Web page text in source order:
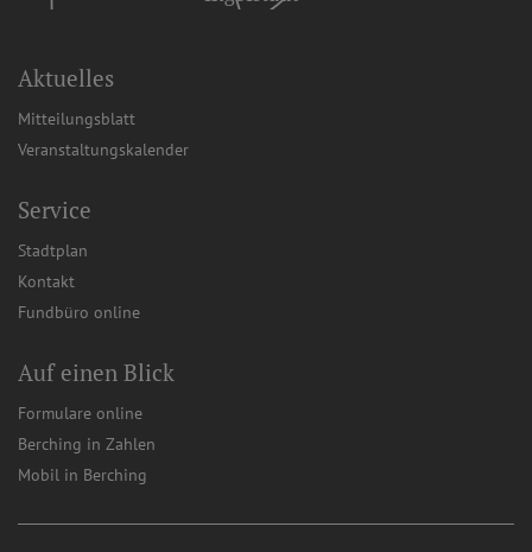
Aktuelles
Mitteilungsblatt
Veranstaltungskalender
Service
Stadtplan
Kontakt
Fundbüro online
Auf einen Blick
Formulare online
Berching in Zahlen
Mobil in Berching